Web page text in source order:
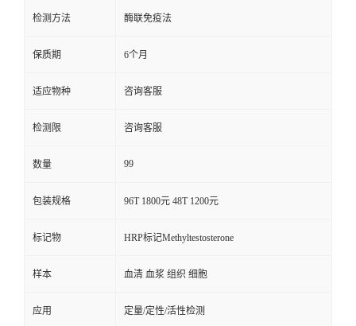
检测方法 酶联免疫法
保质期 6个月
适应物种 咨询客服
检测限 咨询客服
数量 99
包装规格 96T 1800元 48T 1200元
标记物 HRP标记Methyltestosterone
样本 血清 血浆 组织 细胞
应用 定量/定性/活性检测